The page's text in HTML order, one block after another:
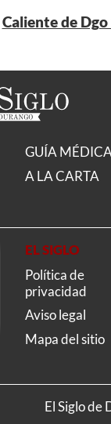
Caliente de
GUÍA MÉDICA
A LA CARTA
EL SIGLO
Política de
privacidad
Aviso legal
Mapa del sitio
El Siglo de